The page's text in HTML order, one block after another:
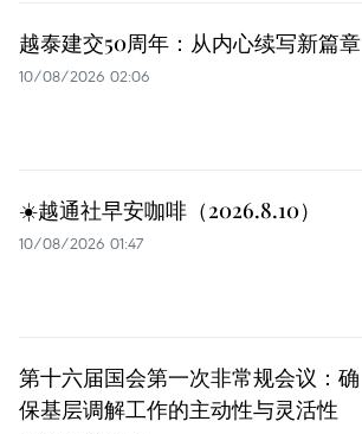
越泰建交50周年：从内心续写新篇章
10/08/2026 02:06
☀️越通社早安咖啡（2026.8.10）
10/08/2026 01:47
第十六届国会第一次非常规会议：确
保基层调解工作的主动性与灵活性